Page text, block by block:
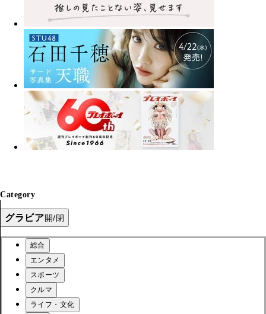
Category
グラビア開/閉
総合
エンタメ
スポーツ
クルマ
ライフ・文化